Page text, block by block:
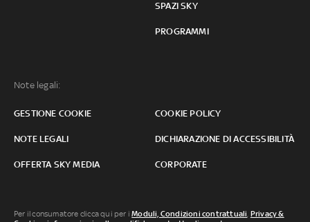
SPAZI SKY
PROGRAMMI
Note legali:
GESTIONE COOKIE COOKIE POLICY
NOTE LEGALI DICHIARAZIONE DI ACCESSIBILITÀ
OFFERTA SKY MEDIA CORPORATE
Per il consumatore clicca qui per iModuli, Condizioni contrattuali, Privacy &